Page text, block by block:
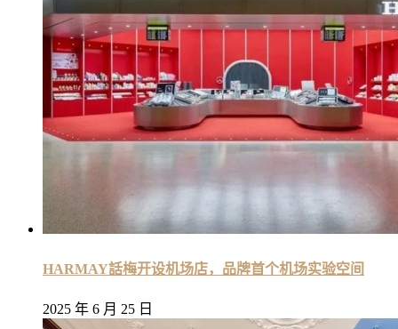
HARMAY話梅开设机场店，品牌首个机场实验空间
2025 年 6 月 25 日